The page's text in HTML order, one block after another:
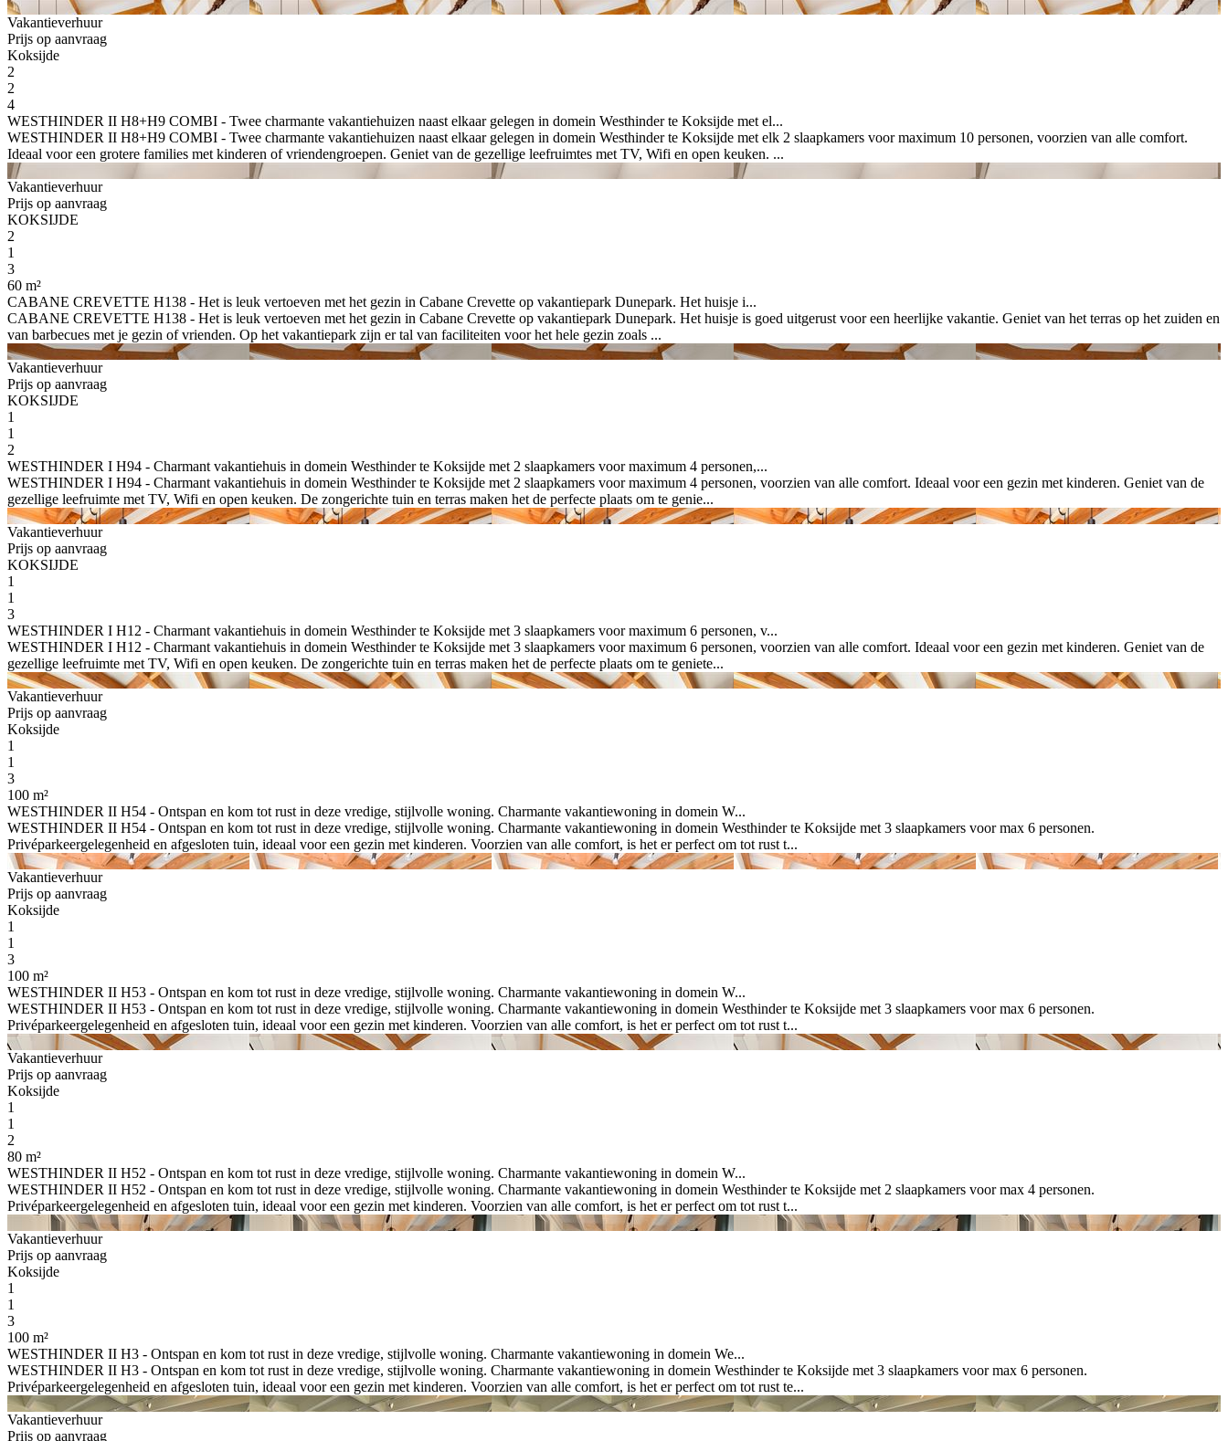
Vakantieverhuur
Prijs op aanvraag
Koksijde
2
2
4
WESTHINDER II H8+H9 COMBI - Twee charmante vakantiehuizen naast elkaar gelegen in domein Westhinder te Koksijde met el...
WESTHINDER II H8+H9 COMBI - Twee charmante vakantiehuizen naast elkaar gelegen in domein Westhinder te Koksijde met elk 2 slaapkamers voor maximum 10 personen, voorzien van alle comfort.
Ideaal voor een grotere families met kinderen of vriendengroepen. Geniet van de gezellige leefruimtes met TV, Wifi en open keuken. ...
Vakantieverhuur
Prijs op aanvraag
KOKSIJDE
2
1
3
60 m²
CABANE CREVETTE H138 - Het is leuk vertoeven met het gezin in Cabane Crevette op vakantiepark Dunepark. Het huisje i...
CABANE CREVETTE H138 - Het is leuk vertoeven met het gezin in Cabane Crevette op vakantiepark Dunepark. Het huisje is goed uitgerust voor een heerlijke vakantie. Geniet van het terras op het zuiden en
van barbecues met je gezin of vrienden. Op het vakantiepark zijn er tal van faciliteiten voor het hele gezin zoals ...
Vakantieverhuur
Prijs op aanvraag
KOKSIJDE
1
1
2
WESTHINDER I H94 - Charmant vakantiehuis in domein Westhinder te Koksijde met 2 slaapkamers voor maximum 4 personen,...
WESTHINDER I H94 - Charmant vakantiehuis in domein Westhinder te Koksijde met 2 slaapkamers voor maximum 4 personen, voorzien van alle comfort. Ideaal voor een gezin met kinderen. Geniet van de
gezellige leefruimte met TV, Wifi en open keuken. De zongerichte tuin en terras maken het de perfecte plaats om te genie...
Vakantieverhuur
Prijs op aanvraag
KOKSIJDE
1
1
3
WESTHINDER I H12 - Charmant vakantiehuis in domein Westhinder te Koksijde met 3 slaapkamers voor maximum 6 personen, v...
WESTHINDER I H12 - Charmant vakantiehuis in domein Westhinder te Koksijde met 3 slaapkamers voor maximum 6 personen, voorzien van alle comfort. Ideaal voor een gezin met kinderen. Geniet van de
gezellige leefruimte met TV, Wifi en open keuken. De zongerichte tuin en terras maken het de perfecte plaats om te geniete...
Vakantieverhuur
Prijs op aanvraag
Koksijde
1
1
3
100 m²
WESTHINDER II H54 - Ontspan en kom tot rust in deze vredige, stijlvolle woning. Charmante vakantiewoning in domein W...
WESTHINDER II H54 - Ontspan en kom tot rust in deze vredige, stijlvolle woning. Charmante vakantiewoning in domein Westhinder te Koksijde met 3 slaapkamers voor max 6 personen.
Privéparkeergelegenheid en afgesloten tuin, ideaal voor een gezin met kinderen. Voorzien van alle comfort, is het er perfect om tot rust t...
Vakantieverhuur
Prijs op aanvraag
Koksijde
1
1
3
100 m²
WESTHINDER II H53 - Ontspan en kom tot rust in deze vredige, stijlvolle woning. Charmante vakantiewoning in domein W...
WESTHINDER II H53 - Ontspan en kom tot rust in deze vredige, stijlvolle woning. Charmante vakantiewoning in domein Westhinder te Koksijde met 3 slaapkamers voor max 6 personen.
Privéparkeergelegenheid en afgesloten tuin, ideaal voor een gezin met kinderen. Voorzien van alle comfort, is het er perfect om tot rust t...
Vakantieverhuur
Prijs op aanvraag
Koksijde
1
1
2
80 m²
WESTHINDER II H52 - Ontspan en kom tot rust in deze vredige, stijlvolle woning. Charmante vakantiewoning in domein W...
WESTHINDER II H52 - Ontspan en kom tot rust in deze vredige, stijlvolle woning. Charmante vakantiewoning in domein Westhinder te Koksijde met 2 slaapkamers voor max 4 personen.
Privéparkeergelegenheid en afgesloten tuin, ideaal voor een gezin met kinderen. Voorzien van alle comfort, is het er perfect om tot rust t...
Vakantieverhuur
Prijs op aanvraag
Koksijde
1
1
3
100 m²
WESTHINDER II H3 - Ontspan en kom tot rust in deze vredige, stijlvolle woning. Charmante vakantiewoning in domein We...
WESTHINDER II H3 - Ontspan en kom tot rust in deze vredige, stijlvolle woning. Charmante vakantiewoning in domein Westhinder te Koksijde met 3 slaapkamers voor max 6 personen.
Privéparkeergelegenheid en afgesloten tuin, ideaal voor een gezin met kinderen. Voorzien van alle comfort, is het er perfect om tot rust te...
Vakantieverhuur
Prijs op aanvraag